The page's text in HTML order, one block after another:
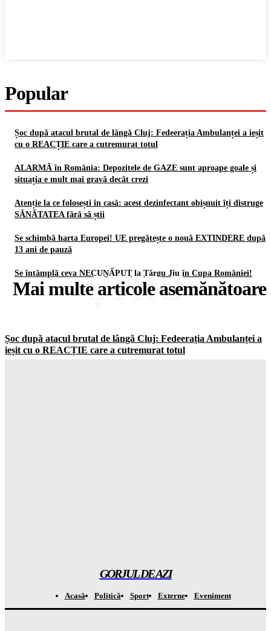
Popular
Șoc după atacul brutal de lângă Cluj: Fedeerația Ambulanței a ieșit
cu o REACȚIE care a cutremurat totul
ALARMĂ în România: Depozitele de GAZE sunt aproape goale și
situația e mult mai gravă decât crezi
Atenție la ce folosești în casă: acest dezinfectant obișnuit îți distruge
SĂNĂTATEA fără să știi
Se schimbă harta Europei! UE pregătește o nouă EXTINDERE după
13 ani de pauză
Se întâmplă ceva NECUNẤPUT la Târgu Jiu în Cupa României!
Mai multe articole asemănătoare
ȘTIRI
Șoc după atacul brutal de lângă Cluj: Fedeerația Ambulanței a
ieșit cu o REACȚIE care a cutremurat totul
GORJUL DE AZI
Acasă Politică Sport Externe Eveniment